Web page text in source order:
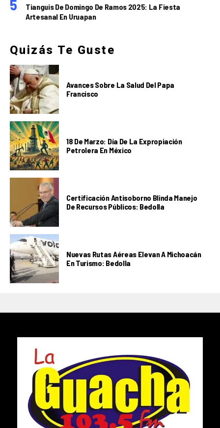
Tianguis De Domingo De Ramos 2025: La Fiesta
Artesanal En Uruapan
Quizás Te Guste
Avances Sobre La Salud Del Papa
Francisco
18 De Marzo: Día De La Expropiación
Petrolera En México
Certificación Antisoborno Blinda Manejo
De Recursos Públicos: Bedolla
Nuevas Rutas Aéreas Elevan A Michoacán
En Turismo: Bedolla